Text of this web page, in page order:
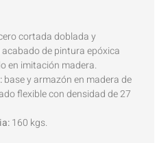
cortada doblada y
de pintura epóxica
en imitación madera.
base y armazón en madera de
flexible con densidad de 27
160 kgs.